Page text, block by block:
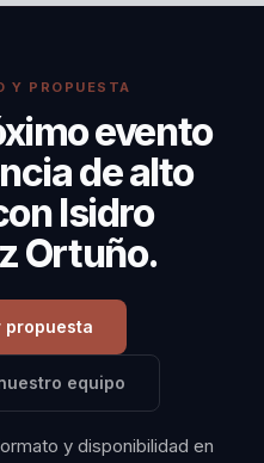
una propuesta con
Y PROPUESTA
evento
de alto
Isidro
Ortuño.
propuesta
equipo
y disponibilidad en